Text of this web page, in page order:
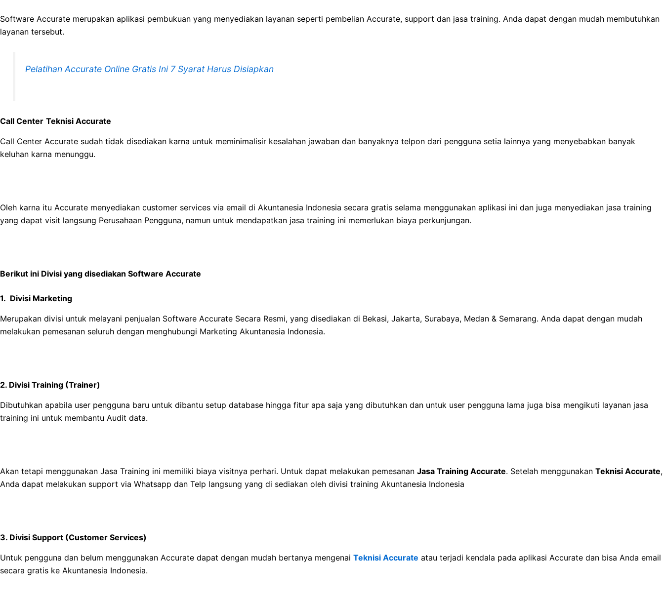
Software Accurate merupakan aplikasi pembukuan yang menyediakan layanan seperti pembelian Accurate, support dan jasa training. Anda dapat dengan mudah membutuhkan
layanan tersebut.
Pelatihan Accurate Online Gratis Ini 7 Syarat Harus Disiapkan
Call Center Teknisi Accurate
Call Center Accurate sudah tidak disediakan karna untuk meminimalisir kesalahan jawaban dan banyaknya telpon dari pengguna setia lainnya yang menyebabkan banyak
keluhan karna menunggu.
Oleh karna itu Accurate menyediakan customer services via email di Akuntanesia Indonesia secara gratis selama menggunakan aplikasi ini dan juga menyediakan jasa training
yang dapat visit langsung Perusahaan Pengguna, namun untuk mendapatkan jasa training ini memerlukan biaya perkunjungan.
Berikut ini Divisi yang disediakan Software Accurate
1. Divisi Marketing
Merupakan divisi untuk melayani penjualan Software Accurate Secara Resmi, yang disediakan di Bekasi, Jakarta, Surabaya, Medan & Semarang. Anda dapat dengan mudah
melakukan pemesanan seluruh dengan menghubungi Marketing Akuntanesia Indonesia.
2. Divisi Training (Trainer)
Dibutuhkan apabila user pengguna baru untuk dibantu setup database hingga fitur apa saja yang dibutuhkan dan untuk user pengguna lama juga bisa mengikuti layanan jasa
training ini untuk membantu Audit data.
Akan tetapi menggunakan Jasa Training ini memiliki biaya visitnya perhari. Untuk dapat melakukan pemesanan Jasa Training Accurate. Setelah menggunakan Teknisi Accurate,
Anda dapat melakukan support via Whatsapp dan Telp langsung yang di sediakan oleh divisi training Akuntanesia Indonesia
3. Divisi Support (Customer Services)
Untuk pengguna dan belum menggunakan Accurate dapat dengan mudah bertanya mengenai Teknisi Accurate atau terjadi kendala pada aplikasi Accurate dan bisa Anda email
secara gratis ke Akuntanesia Indonesia.